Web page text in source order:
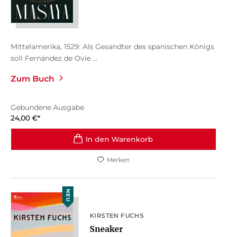
Mittelamerika, 1529: Als Gesandter des spanischen Königs
soll Fernández de Ovie ...
Zum Buch
Gebundene Ausgabe
24,00 €*
In den Warenkorb
Merken
NEU
KIRSTEN FUCHS
Sneaker